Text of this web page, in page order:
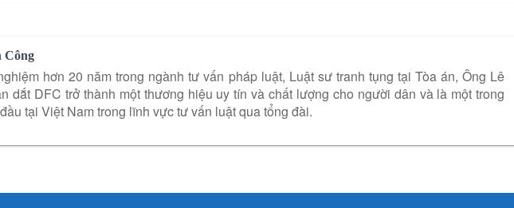
Công
hơn 20 năm trong ngành tư vấn pháp luật, Luật sư tranh tụng tại Tòa án, Ông Lê
dắt DFC trở thành một thương hiệu uy tín và chất lượng cho người dân và là một trong
tại Việt Nam trong lĩnh vực tư vấn luật qua tổng đài.